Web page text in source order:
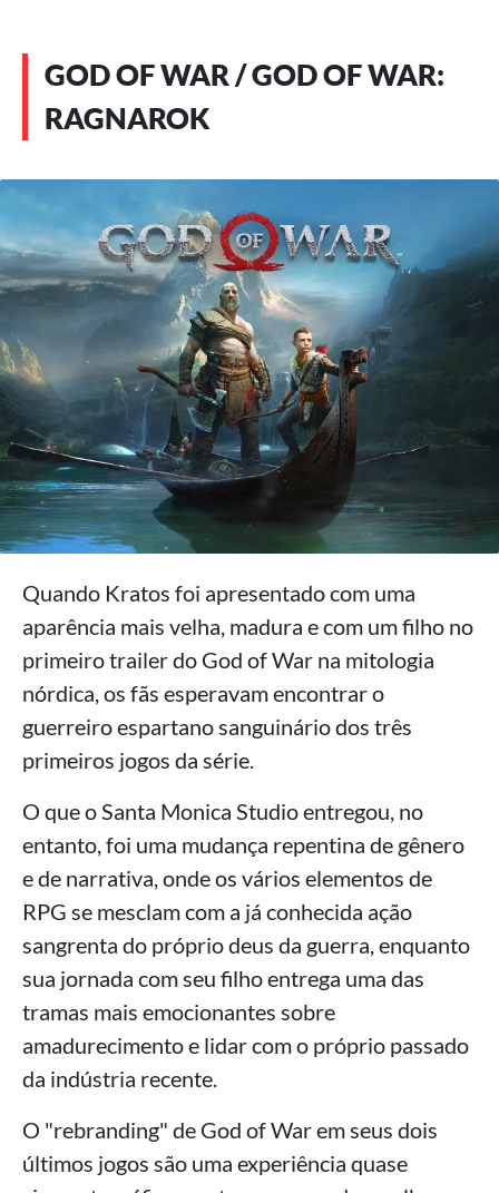
GOD OF WAR / GOD OF WAR:
RAGNAROK
Quando Kratos foi apresentado com uma
aparência mais velha, madura e com um filho no
primeiro trailer do God of War na mitologia
nórdica, os fãs esperavam encontrar o
guerreiro espartano sanguinário dos três
primeiros jogos da série.
O que o Santa Monica Studio entregou, no
entanto, foi uma mudança repentina de gênero
e de narrativa, onde os vários elementos de
RPG se mesclam com a já conhecida ação
sangrenta do próprio deus da guerra, enquanto
sua jornada com seu filho entrega uma das
tramas mais emocionantes sobre
amadurecimento e lidar com o próprio passado
da indústria recente.
O "rebranding" de God of War em seus dois
últimos jogos são uma experiência quase